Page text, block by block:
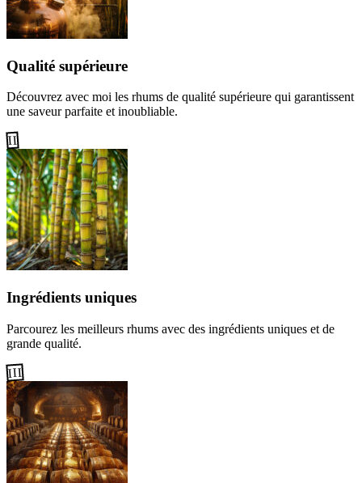
Qualité supérieure
Découvrez avec moi les rhums de qualité supérieure qui garantissent
une saveur parfaite et inoubliable.
II
Ingrédients uniques
Parcourez les meilleurs rhums avec des ingrédients uniques et de
grande qualité.
III